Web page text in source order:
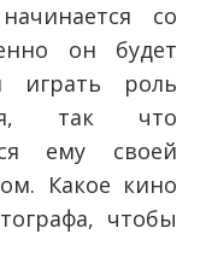
со
он будет
играть роль
так что
ему своей
Какое кино
чтобы